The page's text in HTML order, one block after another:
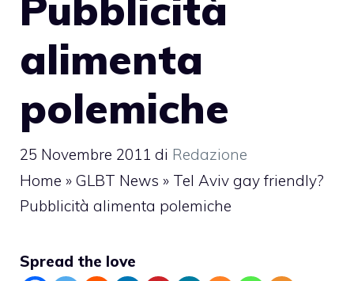
alimenta
polemiche
25 Novembre 2011 di Redazione
Home » GLBT News » Tel Aviv gay friendly?
Pubblicità alimenta polemiche
Spread the love